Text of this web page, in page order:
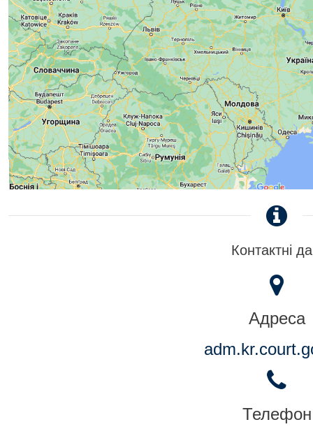
Контактні
Адреса
Телефон